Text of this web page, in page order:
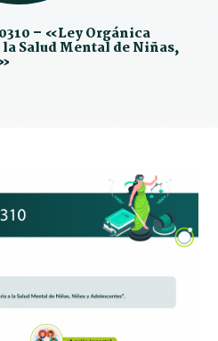
– «Ley Orgánica
Salud Mental de Niñas,